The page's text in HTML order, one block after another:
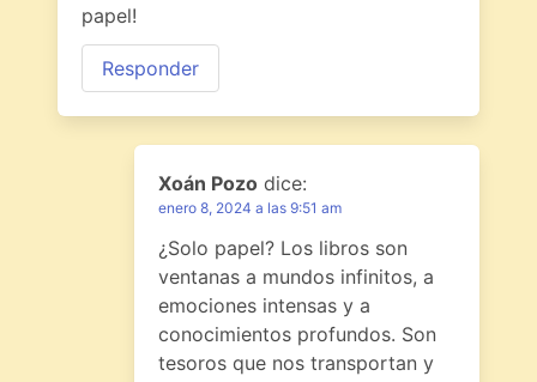
papel!
Responder
Xoán Pozo dice:
enero 8, 2024 a las 9:51 am
¿Solo papel? Los libros son
ventanas a mundos infinitos, a
emociones intensas y a
conocimientos profundos. Son
tesoros que nos transportan y